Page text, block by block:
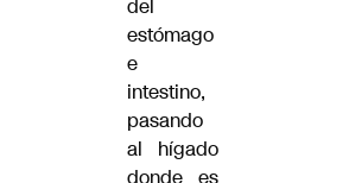
del
estómago
e
intestino,
pasando
al hígado